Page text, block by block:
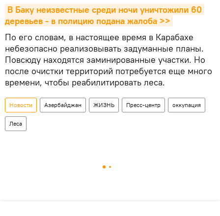
В Баку неизвестные среди ночи уничтожили 60
деревьев - в полицию подана жалоба >>
По его словам, в настоящее время в Карабахе
небезопасно реализовывать задуманные планы.
Повсюду находятся заминированные участки. Но
после очистки территорий потребуется еще много
времени, чтобы реабилитировать леса.
Новости Азербайджан ЖИЗНЬ Пресс-центр оккупация
Леса